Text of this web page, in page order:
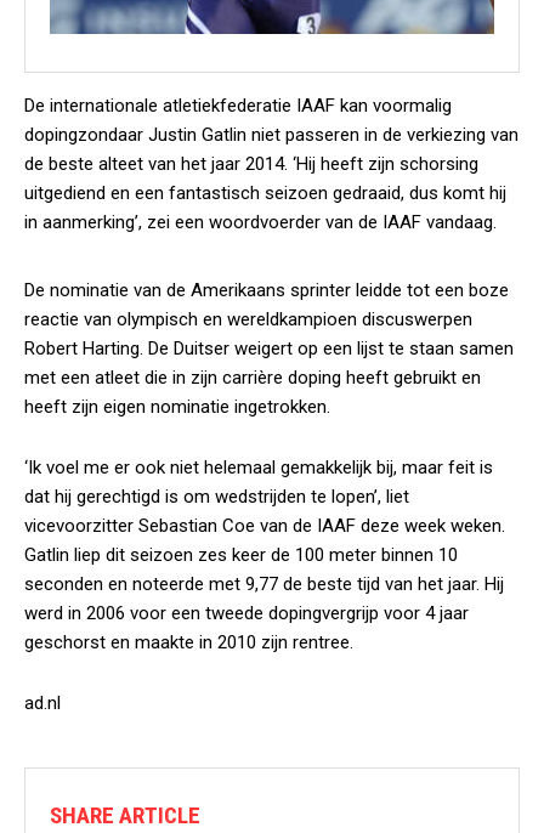
De internationale atletiekfederatie IAAF kan voormalig
dopingzondaar Justin Gatlin niet passeren in de verkiezing van
de beste alteet van het jaar 2014. ‘Hij heeft zijn schorsing
uitgediend en een fantastisch seizoen gedraaid, dus komt hij
in aanmerking’, zei een woordvoerder van de IAAF vandaag.
De nominatie van de Amerikaans sprinter leidde tot een boze
reactie van olympisch en wereldkampioen discuswerpen
Robert Harting. De Duitser weigert op een lijst te staan samen
met een atleet die in zijn carrière doping heeft gebruikt en
heeft zijn eigen nominatie ingetrokken.
‘Ik voel me er ook niet helemaal gemakkelijk bij, maar feit is
dat hij gerechtigd is om wedstrijden te lopen’, liet
vicevoorzitter Sebastian Coe van de IAAF deze week weken.
Gatlin liep dit seizoen zes keer de 100 meter binnen 10
seconden en noteerde met 9,77 de beste tijd van het jaar. Hij
werd in 2006 voor een tweede dopingvergrijp voor 4 jaar
geschorst en maakte in 2010 zijn rentree.
ad.nl
SHARE ARTICLE